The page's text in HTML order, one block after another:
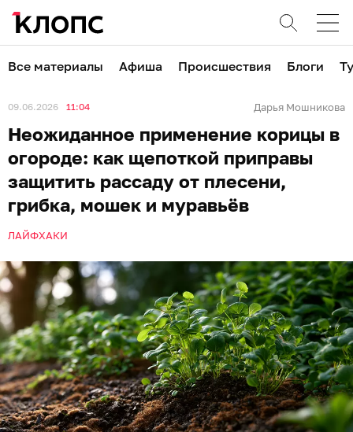
Все материалы Афиша Происшествия Блоги
09.06.2026 11:04 Дарья Мошникова
Неожиданное применение корицы в
огороде: как щепоткой приправы
защитить рассаду от плесени,
грибка, мошек и муравьёв
ЛАЙФХАКИ